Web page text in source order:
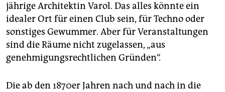
jährige Architektin Varol. Das alles könnte ein
idealer Ort für einen Club sein, für Techno oder
sonstiges Gewummer. Aber für Veranstaltungen
sind die Räume nicht zugelassen, „aus
genehmigungsrechtlichen Gründen“.
Die ab den 1870er Jahren nach und nach in die